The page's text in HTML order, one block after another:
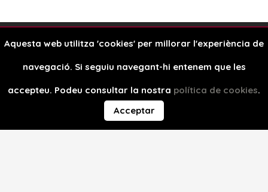
Avís legal
Política de cookies
Disseny web
Aquesta web utilitza 'cookies' per millorar l'experiència de
navegació. Si seguiu navegant-hi entenem que les
accepteu. Podeu consultar la nostra política de cookies.
Acceptar